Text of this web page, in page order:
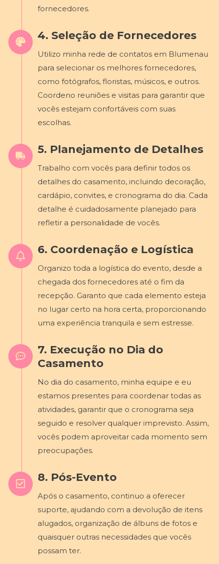
fornecedores.
4. Seleção de Fornecedores
Utilizo minha rede de contatos em Blumenau
para selecionar os melhores fornecedores,
como fotógrafos, floristas, músicos, e outros.
Coordeno reuniões e visitas para garantir que
vocês estejam confortáveis com suas
escolhas.
5. Planejamento de Detalhes
Trabalho com vocês para definir todos os
detalhes do casamento, incluindo decoração,
cardápio, convites, e cronograma do dia. Cada
detalhe é cuidadosamente planejado para
refletir a personalidade de vocês.
6. Coordenação e Logística
Organizo toda a logística do evento, desde a
chegada dos fornecedores até o fim da
recepção. Garanto que cada elemento esteja
no lugar certo na hora certa, proporcionando
uma experiência tranquila e sem estresse.
7. Execução no Dia do
Casamento
No dia do casamento, minha equipe e eu
estamos presentes para coordenar todas as
atividades, garantir que o cronograma seja
seguido e resolver qualquer imprevisto. Assim,
vocês podem aproveitar cada momento sem
preocupações.
8. Pós-Evento
Após o casamento, continuo a oferecer
suporte, ajudando com a devolução de itens
alugados, organização de álbuns de fotos e
quaisquer outras necessidades que vocês
possam ter.